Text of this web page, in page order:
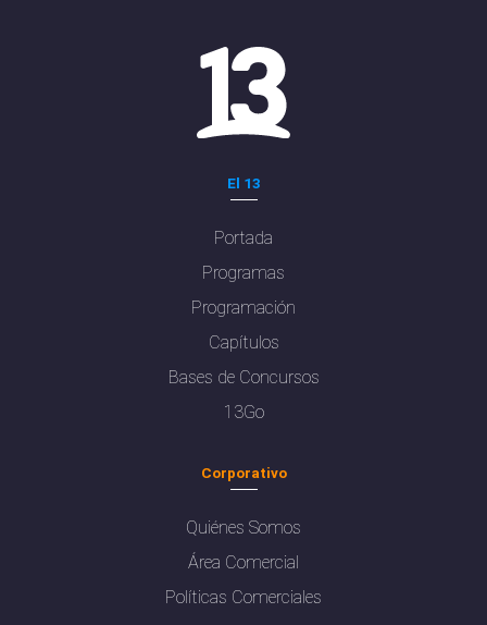
El 13
Portada
Programas
Programación
Capítulos
Bases de Concursos
13Go
Corporativo
Quiénes Somos
Área Comercial
Políticas Comerciales